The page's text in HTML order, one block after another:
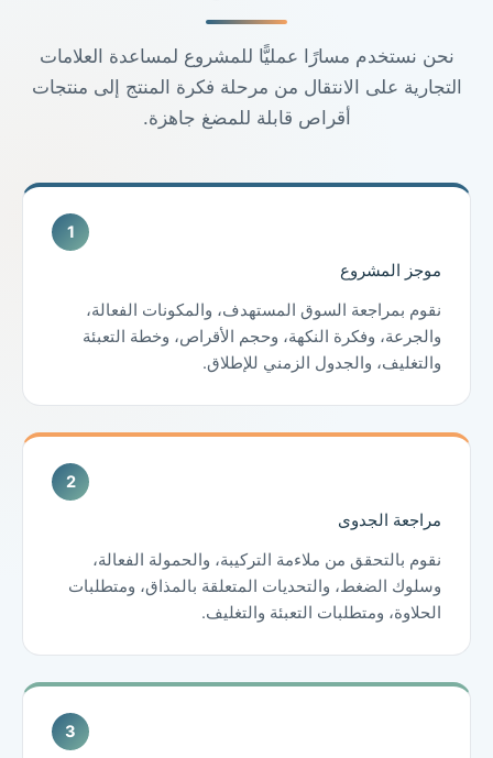
نحن نستخدم مسارًا عمليًّا للمشروع لمساعدة العلامات
التجارية على الانتقال من مرحلة فكرة المنتج إلى منتجات
أقراص قابلة للمضغ جاهزة.
موجز المشروع
نقوم بمراجعة السوق المستهدف، والمكونات الفعالة،
والجرعة، وفكرة النكهة، وحجم الأقراص، وخطة التعبئة
والتغليف، والجدول الزمني للإطلاق.
مراجعة الجدوى
نقوم بالتحقق من ملاءمة التركيبة، والحمولة الفعالة،
وسلوك الضغط، والتحديات المتعلقة بالمذاق، ومتطلبات
الحلاوة، ومتطلبات التعبئة والتغليف.